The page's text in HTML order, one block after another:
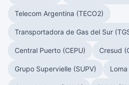
Telecom Argentina (TECO2)
Transportadora de Gas del Sur
Central Puerto (CEPU) Cresud
Grupo Supervielle (SUPV)